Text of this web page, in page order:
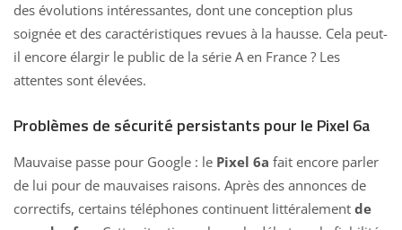
des évolutions intéressantes, dont une conception plus
soignée et des caractéristiques revues à la hausse. Cela peut-
il encore élargir le public de la série A en France ? Les
attentes sont élevées.
Problèmes de sécurité persistants pour le Pixel 6a
Mauvaise passe pour Google : le Pixel 6a fait encore parler
de lui pour de mauvaises raisons. Après des annonces de
correctifs, certains téléphones continuent littéralement de